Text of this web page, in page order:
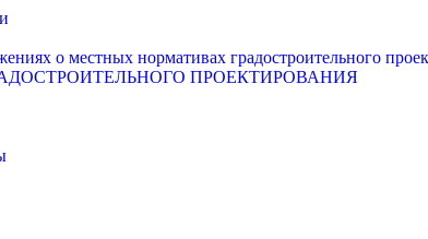
о местных нормативах градостроительного
ПРОЕКТИРОВАНИЯ